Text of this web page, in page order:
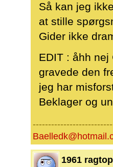
Så kan jeg
at stille
Gider ikke
EDIT : åhh
gravede den
jeg har
Beklager og
1961 ragtop